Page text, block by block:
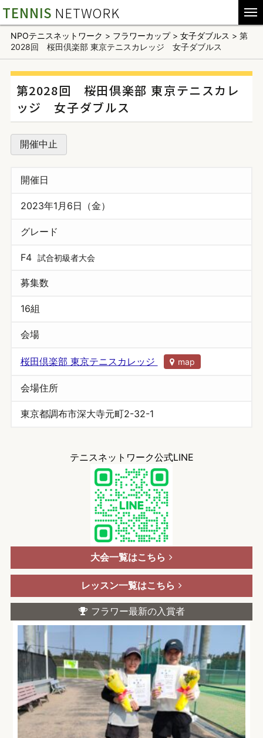
TENNIS NETWORK
NPOテニスネットワーク > フラワーカップ> 女子ダブルス > 第
2028回 桜田倶楽部 東京テニスカレッジ 女子ダブルス
第2028回 桜田倶楽部 東京テニスカレ
ッジ 女子ダブルス
開催中止
開催日
2023年1月6日（金）
グレード
F4 試合初級者大会
募集数
16組
会場
桜田倶楽部 東京テニスカレッジ map
会場住所
東京都調布市深大寺元町2-32-1
テニスネットワーク公式LINE
大会一覧はこちら
レッスン一覧はこちら
フラワー最新の入賞者